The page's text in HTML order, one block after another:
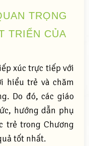
TRỌNG
TRIỂN CỦA
xúc trực tiếp với
hiểu trẻ và chăm
Do đó, các giáo
hướng dẫn phụ
trẻ trong Chương
tốt nhất.